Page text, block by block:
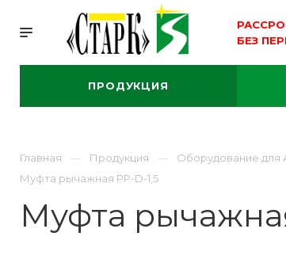
БЕЗ
ПРОДУКЦИЯ
Главная Продукция Оборудование для
Муфта рычажная PP-D-1,5
Муфта